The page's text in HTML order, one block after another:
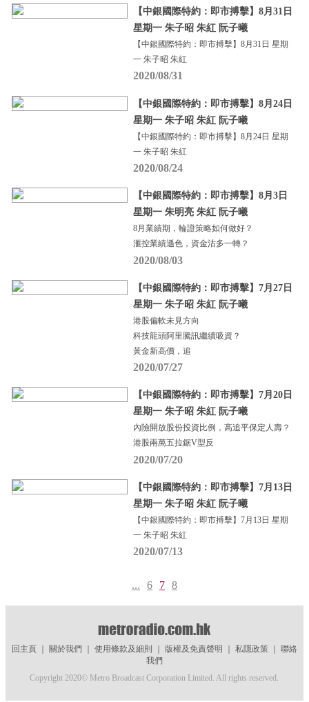
【中銀國際特約：即市搏擊】8月31日
星期一 朱子昭 朱紅 阮子曦
【中銀國際特約：即市搏擊】8月31日 星期
一 朱子昭 朱紅
2020/08/31
【中銀國際特約：即市搏擊】8月24日
星期一 朱子昭 朱紅 阮子曦
【中銀國際特約：即市搏擊】8月24日 星期
一 朱子昭 朱紅
2020/08/24
【中銀國際特約：即市搏擊】8月3日
星期一 朱明亮 朱紅 阮子曦
8月業績期，輪證策略如何做好？
滙控業績遜色，資金沽多一轉？
2020/08/03
【中銀國際特約：即市搏擊】7月27日
星期一 朱子昭 朱紅 阮子曦
港股偏軟未見方向
科技龍頭阿里騰訊繼續吸資？
黃金新高價，追
2020/07/27
【中銀國際特約：即市搏擊】7月20日
星期一 朱子昭 朱紅 阮子曦
內險開放股份投資比例，高追平保定人壽？
港股兩萬五拉鋸V型反
2020/07/20
【中銀國際特約：即市搏擊】7月13日
星期一 朱子昭 朱紅 阮子曦
【中銀國際特約：即市搏擊】7月13日 星期
一 朱子昭 朱紅
2020/07/13
... 6 7 8
回主頁｜ 關於我們 使用條款及細則 版權及免責聲明 私隱政策｜ 聯絡
我們
Copyright 2020© Metro Broadcast Corporation Limited. All rights reserved.